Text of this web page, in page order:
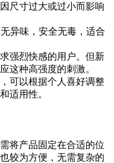
尺寸过大或过小而影响
异味，安全无毒，适合
强烈快感的用户。但新
这种高强度的刺激。
可以根据个人喜好调整
适用性。
将产品固定在合适的位
较为方便，无需复杂的